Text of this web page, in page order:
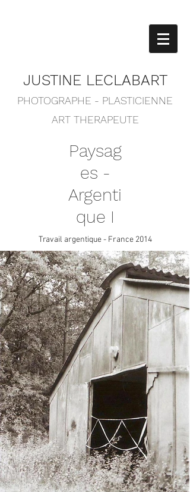
JUSTINE LECLABART
PHOTOGRAPHE - PLASTICIENNE
ART THERAPEUTE
Paysag
es -
Argenti
que I
Travail argentique - France 2014